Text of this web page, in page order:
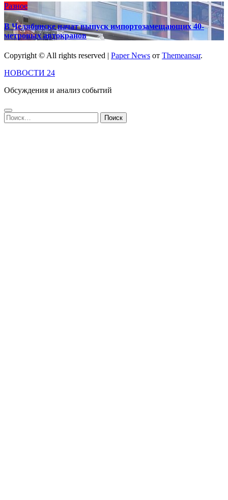
Разное
В Челябинске начат выпуск импортозамещающих 40-
метровых автокранов
Copyright © All rights reserved | Paper News от Themeansar.
НОВОСТИ 24
Обсуждения и анализ событий
Найти: